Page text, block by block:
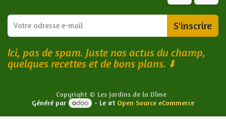
S'inscrire
Ici, pas de spam. Juste nos actus du champ,
quelques recettes et de bons plans. ⬇️
Copyright © Les Jardins de la Dîme
Généré par
- Le #1 Open Source eCommerce